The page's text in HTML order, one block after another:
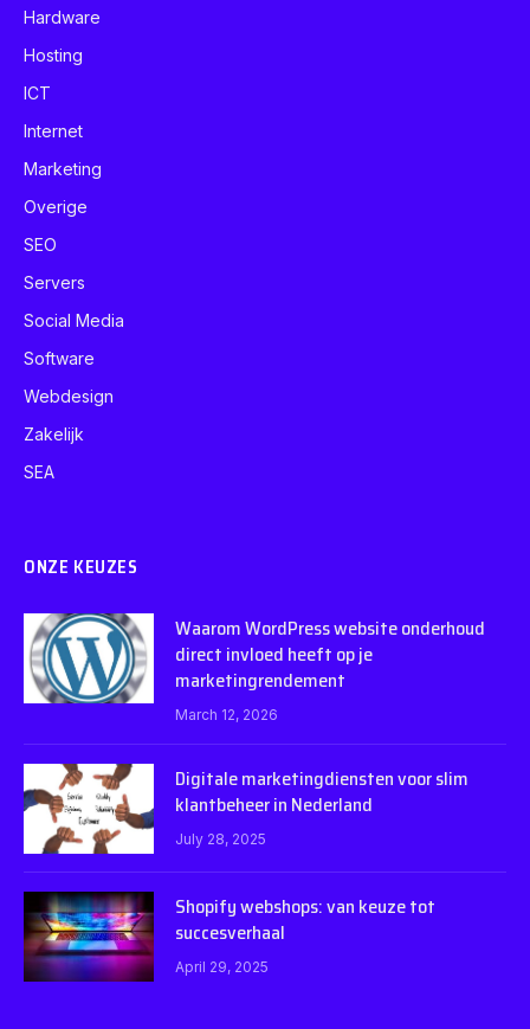
Hardware
Hosting
ICT
Internet
Marketing
Overige
SEO
Servers
Social Media
Software
Webdesign
Zakelijk
SEA
ONZE KEUZES
Waarom WordPress website onderhoud
direct invloed heeft op je
marketingrendement
March 12, 2026
Digitale marketingdiensten voor slim
klantbeheer in Nederland
July 28, 2025
Shopify webshops: van keuze tot
succesverhaal
April 29, 2025